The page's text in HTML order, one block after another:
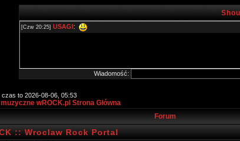
Wiadomość:
to 2026-08-06, 05:53
wROCK.pl Strona Główna
Forum
:: Wroclaw Rock Portal